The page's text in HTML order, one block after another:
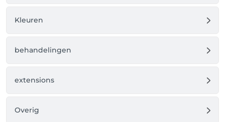
(mag wel ;P)
Kleuren
behandelingen
extensions
Overig